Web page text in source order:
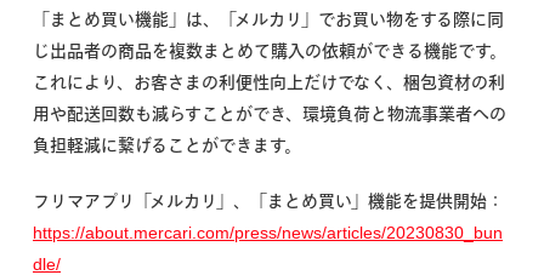
「まとめ買い機能」は、「メルカリ」でお買い物をする際に同
じ出品者の商品を複数まとめて購入の依頼ができる機能です。
これにより、お客さまの利便性向上だけでなく、梱包資材の利
用や配送回数も減らすことができ、環境負荷と物流事業者への
負担軽減に繋げることができます。
フリマアプリ「メルカリ」、「まとめ買い」機能を提供開始：
https://about.mercari.com/press/news/articles/20230830_bun
dle/